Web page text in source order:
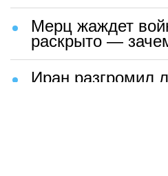
Мерц жаждет
раскрыто —
Иран разгромил